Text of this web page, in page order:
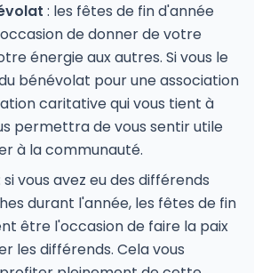
: les fêtes de fin d'année
de donner de votre
énergie aux autres. Si vous le
bénévolat pour une association
caritative qui vous tient à
permettra de vous sentir utile
à la communauté.
si vous avez eu des différends
durant l'année, les fêtes de fin
être l'occasion de faire la paix
les différends. Cela vous